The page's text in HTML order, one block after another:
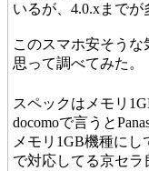
いるが、4.0.xまでが
このスマホ安そうな
思って調べてみた。
スペックはメモリ
docomoで言うと
メモリ1GB機種にし
で対応してる京セラ